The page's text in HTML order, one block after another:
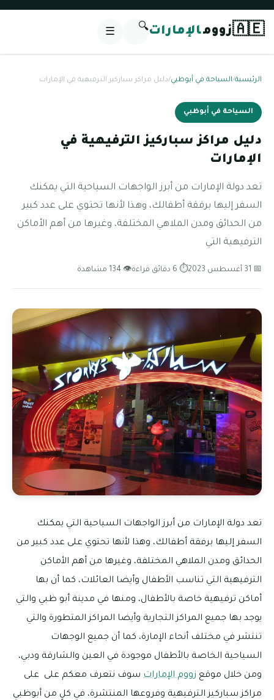
🇦🇪زوومالإمارات🔍
☰
الرئيسية/السياحة في أبوظبي/دليل مراكز سباركيز الترفيهية في الإمارات
السياحة في أبوظبي
دليل مراكز سباركيز الترفيهية في
الإمارات
تعد دولة الإمارات من أبرز الواجهات السياحية التي يمكنك
السفر إليها برفقة أطفالك، وهذا لأنها تحتوي على عدد كبير
من الحدائق ومدن الملاهي المختلفة، وغيرها من أهم الأماكن
الترفيهية التي
📅 31 أغسطس 2023 ⏱ 6 دقائق قراءة 👁 134 مشاهدة
تعد دولة الإمارات من أبرز الواجهات السياحية التي يمكنك
السفر إليها برفقة أطفالك، وهذا لأنها تحتوي على عدد كبير من
الحدائق ومدن الملاهي المختلفة، وغيرها من أهم الأماكن
الترفيهية التي تناسب الأطفال وأيضا العائلات، كما أن بها
أماكن ترفيهية خاصة بالأطفال، ومنها في مدينة أبو ظبي والتي
يوجد بها جميع المراكز التجارية وأيضا المراكز المتطورة والتي
تنتشر في مختلف أنحاء الإمارة، كما أن جميع الوجهات
السياحية الخاصة بالأطفال موجودة في العين والشارقة ودبي،
ومن خلال موقع زووم الإمارات سوف نتعرف معكم على على
مراكز سباركيز الترفيهية وفروعها المنتشرة، في كلٍ من أبوظبي